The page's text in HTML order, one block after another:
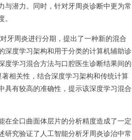
潜力。同时，针对牙周炎诊断中更为常
牙周炎进行分期，提出了一种新的混合
深度学习架构和用于分类的计算机辅助诊
度学习混合方法与口腔医生诊断结果间的
相关性，结合深度学习架构和传统计算
具有较高的准确性，提示该深度学习混合
在全口曲面体层片的分析精度造成了一定
究验证了人工智能分析牙周炎诊治中常